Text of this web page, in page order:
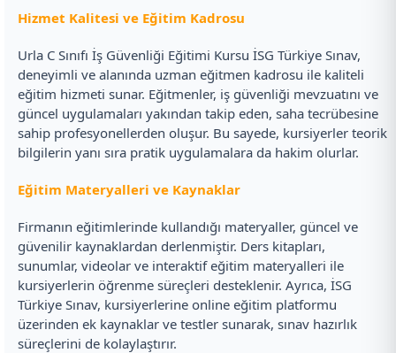
Hizmet Kalitesi ve Eğitim Kadrosu
Urla C Sınıfı İş Güvenliği Eğitimi Kursu İSG Türkiye Sınav,
deneyimli ve alanında uzman eğitmen kadrosu ile kaliteli
eğitim hizmeti sunar. Eğitmenler, iş güvenliği mevzuatını ve
güncel uygulamaları yakından takip eden, saha tecrübesine
sahip profesyonellerden oluşur. Bu sayede, kursiyerler teorik
bilgilerin yanı sıra pratik uygulamalara da hakim olurlar.
Eğitim Materyalleri ve Kaynaklar
Firmanın eğitimlerinde kullandığı materyaller, güncel ve
güvenilir kaynaklardan derlenmiştir. Ders kitapları,
sunumlar, videolar ve interaktif eğitim materyalleri ile
kursiyerlerin öğrenme süreçleri desteklenir. Ayrıca, İSG
Türkiye Sınav, kursiyerlerine online eğitim platformu
üzerinden ek kaynaklar ve testler sunarak, sınav hazırlık
süreçlerini de kolaylaştırır.